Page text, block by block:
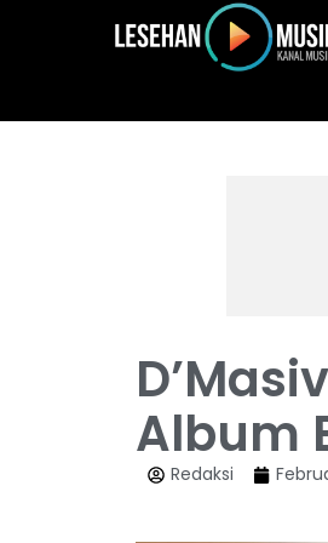
Album
Redaksi